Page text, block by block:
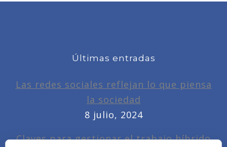
Últimas entradas
Las redes sociales reflejan lo que piensa
la sociedad
8 julio, 2024
Claves para gestionar el trabajo híbrido